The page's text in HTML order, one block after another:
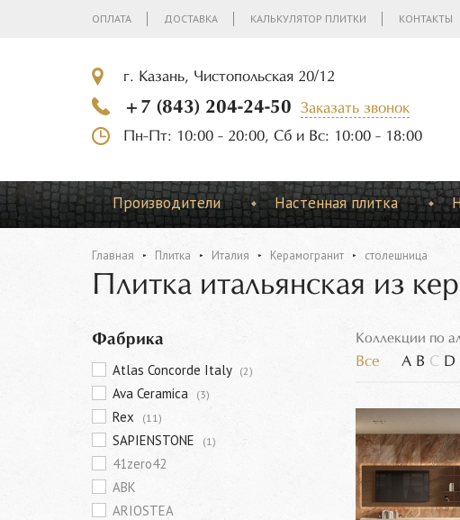
ОПЛАТА ДОСТАВКА КАЛЬКУЛЯТОР ПЛИТКИ КОНТАКТЫ
г. Казань, Чистопольская 20/12
+7 (843) 204-24-50
Заказать звонок
Пн-Пт: 10:00 - 20:00, Сб и Вс: 10:00 - 18:00
Производители Настенная плитка
Главная Плитка Италия Керамогранит столешница
Плитка итальянская из
Фабрика
Atlas Concorde Italy (2)
Ava Ceramica (3)
Rex (11)
SAPIENSTONE (1)
41zero42
ABK
ARIOSTEA
Коллекции по
Все A B C D